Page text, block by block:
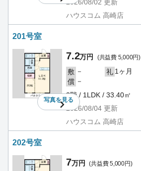
2026/08/02 更新
ハウスコム 高崎店
201号室
写真を見る
7.2万円 (共益費 5,000円)
敷 － 礼 1ヶ月
償 －
2階 / 1LDK / 33.40㎡
2026/08/04 更新
ハウスコム 高崎店
202号室
7万円 (共益費 5,000円)